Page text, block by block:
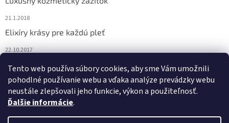
Tento web používa súbory cookies, aby sme Vám umožnili
pohodlné používanie webu a vďaka analýze prevádzky webu
neustále zlepšovali jeho funkcie, výkon a použiteľnosť.
Ďalšie informácie.
21.1.2018
Elixíry krásy pre každú pleť
22.10.2017
Spoznajte prírodnú kozmetiku Sante
10.10.2017